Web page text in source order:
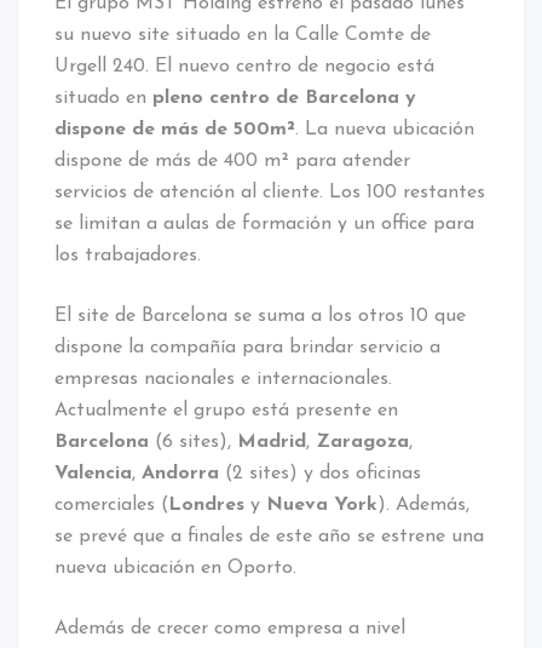
su nuevo site situado en la Calle Comte de
Urgell 240. El nuevo centro de negocio está
situado en pleno centro de Barcelona y
dispone de más de 500m². La nueva ubicación
dispone de más de 400 m² para atender
servicios de atención al cliente. Los 100 restantes
se limitan a aulas de formación y un office para
los trabajadores.
El site de Barcelona se suma a los otros 10 que
dispone la compañía para brindar servicio a
empresas nacionales e internacionales.
Actualmente el grupo está presente en
Barcelona (6 sites), Madrid , Zaragoza,
Valencia, Andorra (2 sites) y dos oficinas
comerciales ( Londres y Nueva York). Además,
se prevé que a finales de este año se estrene una
nueva ubicación en Oporto.
Además de crecer como empresa a nivel